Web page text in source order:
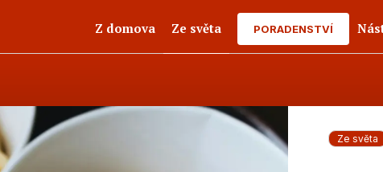
Z domova Ze světa PORADENSTVÍ
Ze světa